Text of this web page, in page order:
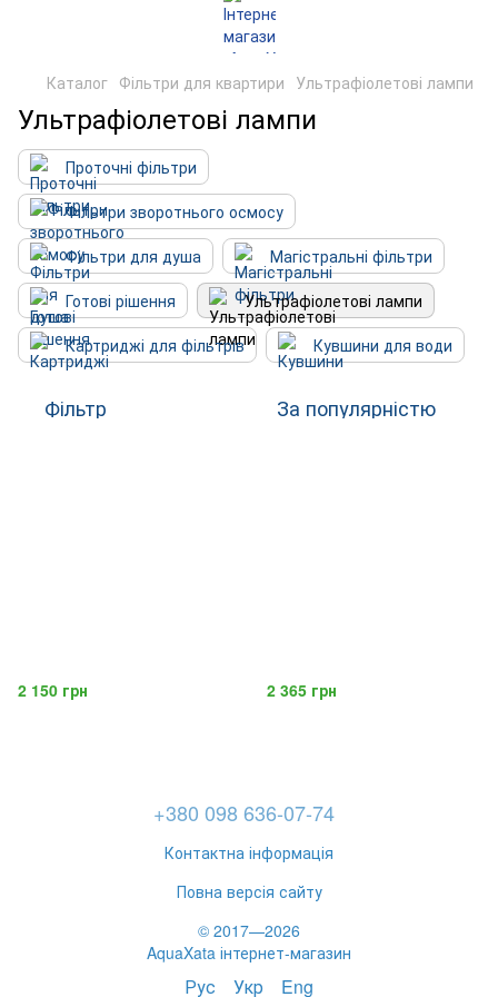
Каталог Фільтри для квартири Ультрафіолетові лампи
Ультрафіолетові лампи
Проточні фільтри
Фільтри зворотнього осмосу
Фільтри для душа
Магістральні фільтри
Готові рішення
Ультрафіолетові лампи
Картриджі для фільтрів
Кувшини для води
Фільтр За популярністю
2 150 грн 2 365 грн
+380 098 636-07-74
Контактна інформація
Повна версія сайту
© 2017—2026
AquaXata інтернет-магазин
Рус Укр Eng